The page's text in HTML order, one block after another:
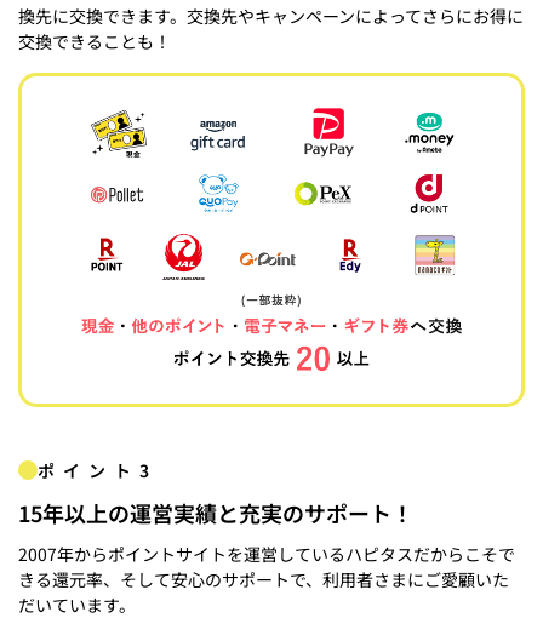
換先に交換できます。交換先やキャンペーンによってさらにお得に
交換できることも！
ポイント3
15年以上の運営実績と充実のサポート！
2007年からポイントサイトを運営しているハピタスだからこそで
きる還元率、そして安心のサポートで、利用者さまにご愛顧いた
だいています。